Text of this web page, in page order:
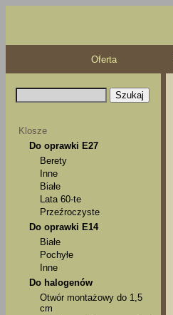
Oferta
Klosze
Do oprawki E27
Berety
Inne
Białe
Lata 60-te
Przeźroczyste
Do oprawki E14
Białe
Pochyłe
Inne
Do halogenów
Otwór montażowy do 1,5
cm